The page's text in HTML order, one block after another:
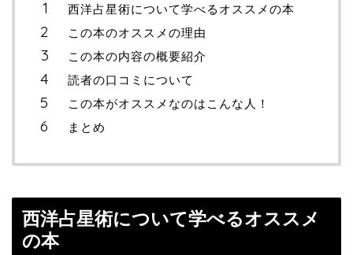
西洋占星術について学べるオススメの本
この本のオススメの理由
この本の内容の概要紹介
読者の口コミについて
この本がオススメなのはこんな人！
まとめ
西洋占星術について学べるオススメ
の本